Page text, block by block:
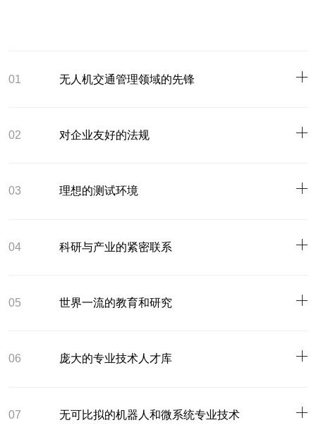
01 无人机交通管理领域的先锋
02 对企业友好的法规
03 理想的测试环境
04 科研与产业的紧密联系
05 世界一流的教育和研究
06 庞大的专业技术人才库
07 无可比拟的机器人和微系统专业技术